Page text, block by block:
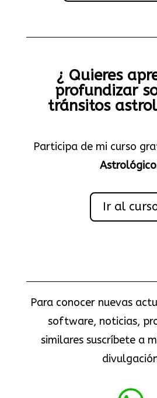
¿ Quieres
profundizar
tránsitos
Participa de mi curso
Ir al
Para conocer nuevas
software, noticias,
similares suscríbete a